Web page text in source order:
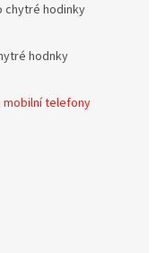
chytré hodinky
hodnky
mobilní telefony